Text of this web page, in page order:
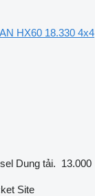
HX60 18.330 4x4
Dung tải. 13.000
Site